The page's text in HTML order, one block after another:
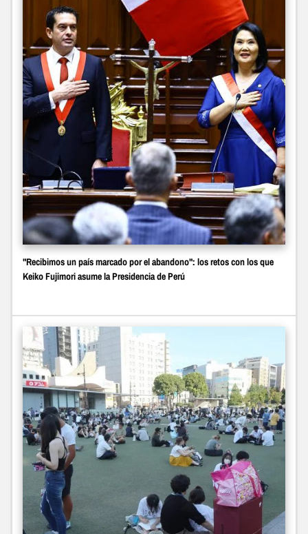
"Recibimos un país marcado por el abandono": los retos con los que
Keiko Fujimori asume la Presidencia de Perú